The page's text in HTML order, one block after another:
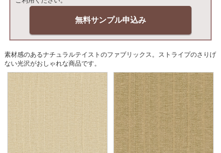
無料サンプル申込み
素材感のあるナチュラルテイストのファブリックス。ストライプのさりげ
ない光沢がおしゃれな商品です。